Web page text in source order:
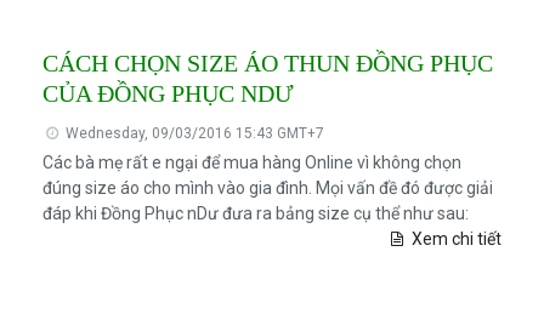
CÁCH CHỌN SIZE ÁO THUN ĐỒNG PHỤC
CỦA ĐỒNG PHỤC NDƯ
Wednesday, 09/03/2016 15:43 GMT+7
Các bà mẹ rất e ngại để mua hàng Online vì không chọn
đúng size áo cho mình vào gia đình. Mọi vấn đề đó được giải
đáp khi Đồng Phục nDư đưa ra bảng size cụ thể như sau:
Xem chi tiết